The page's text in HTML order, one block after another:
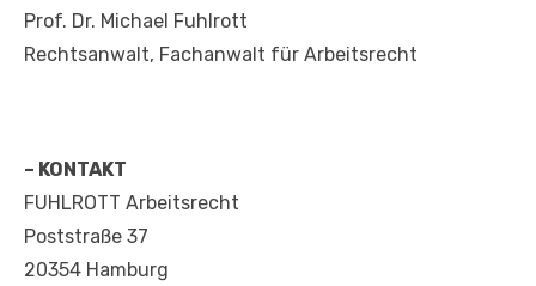
Prof. Dr. Michael Fuhlrott
Rechtsanwalt, Fachanwalt für Arbeitsrecht
– KONTAKT
FUHLROTT Arbeitsrecht
Poststraße 37
20354 Hamburg